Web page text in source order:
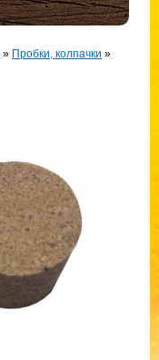
» Пробки, колпачки »